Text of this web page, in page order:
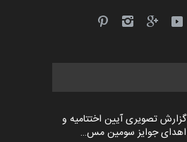
گزارش تصویری آیین اختتامیه و
اهدای جوایز سومین مس…